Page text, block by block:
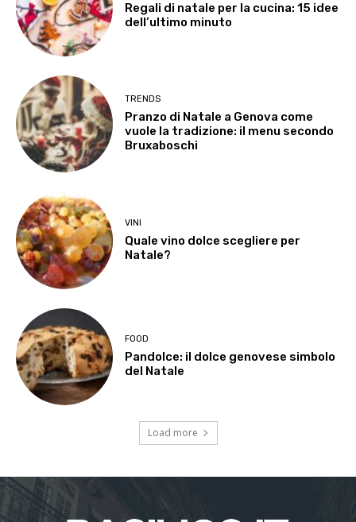
Regali di natale per la cucina: 15 idee
dell’ultimo minuto
TRENDS
Pranzo di Natale a Genova come
vuole la tradizione: il menu secondo
Bruxaboschi
VINI
Quale vino dolce scegliere per
Natale?
FOOD
Pandolce: il dolce genovese simbolo
del Natale
Load more